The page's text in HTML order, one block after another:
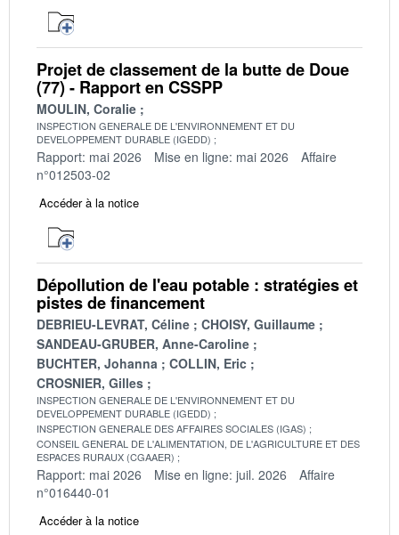
Projet de classement de la butte de Doue
(77) - Rapport en CSSPP
MOULIN, Coralie
INSPECTION GENERALE DE L'ENVIRONNEMENT ET DU
DEVELOPPEMENT DURABLE (IGEDD)
Rapport: mai 2026 Mise en ligne: mai 2026
Affaire
n°012503-02
Accéder à la notice
Dépollution de l'eau potable : stratégies et
pistes de financement
DEBRIEU-LEVRAT, Céline
CHOISY, Guillaume
SANDEAU-GRUBER, Anne-Caroline
BUCHTER, Johanna
COLLIN, Eric
CROSNIER, Gilles
INSPECTION GENERALE DE L'ENVIRONNEMENT ET DU
DEVELOPPEMENT DURABLE (IGEDD)
INSPECTION GENERALE DES AFFAIRES SOCIALES (IGAS)
CONSEIL GENERAL DE L'ALIMENTATION, DE L'AGRICULTURE ET DES
ESPACES RURAUX (CGAAER)
Rapport: mai 2026 Mise en ligne: juil. 2026
Affaire
n°016440-01
Accéder à la notice